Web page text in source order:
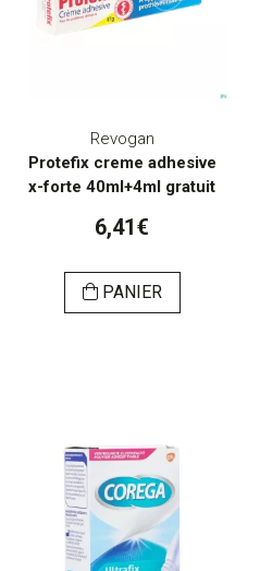
Revogan
Protefix creme adhesive
x-forte 40ml+4ml gratuit
6,41€
PANIER